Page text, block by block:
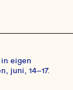
eigen
juni, 14–17.